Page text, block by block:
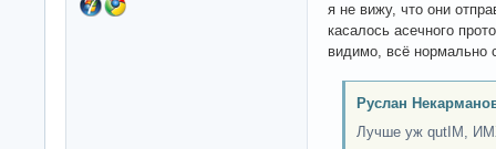
я не вижу, что они
касалось асечного
видимо, всё нормально
Руслан
Лучше уж qutIM,